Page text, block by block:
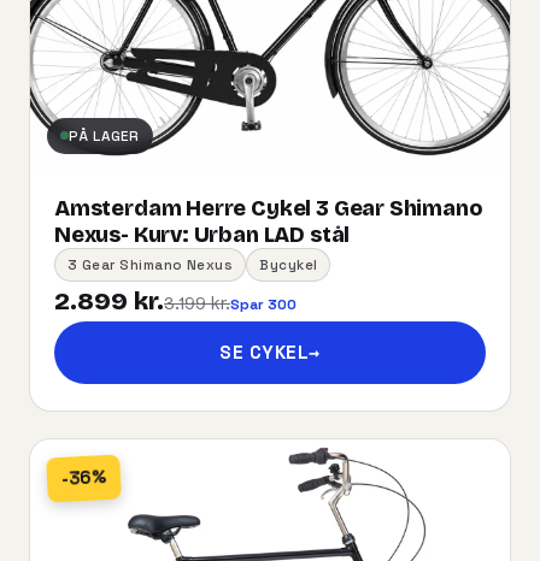
PÅ LAGER
Amsterdam Herre Cykel 3 Gear Shimano
Nexus- Kurv:​ ​Urban​ ​LAD​ ​stål
3 Gear Shimano Nexus Bycykel
2.899 kr.3.199 kr.Spar 300
SE CYKEL→
-36%